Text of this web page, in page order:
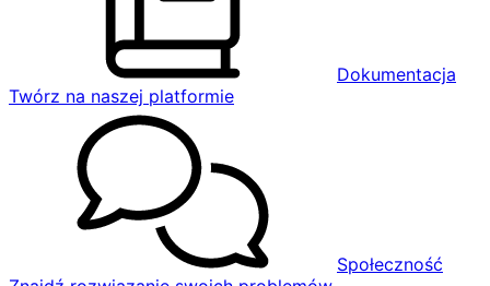
Dokumentacja
Twórz na naszej platformie
Społeczność